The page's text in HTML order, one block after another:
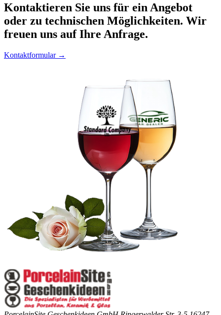
Kontaktieren Sie uns für ein Angebot
oder zu technischen Möglichkeiten. Wir
freuen uns auf Ihre Anfrage.
Kontaktformular →